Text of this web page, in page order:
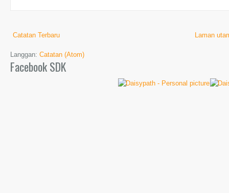
Catatan Terbaru Laman
Langgan: Catatan (Atom)
Facebook SDK